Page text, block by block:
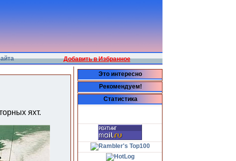
Добавить в Избранное
яхт.
Это интересно
Рекомендуем!
Статистика